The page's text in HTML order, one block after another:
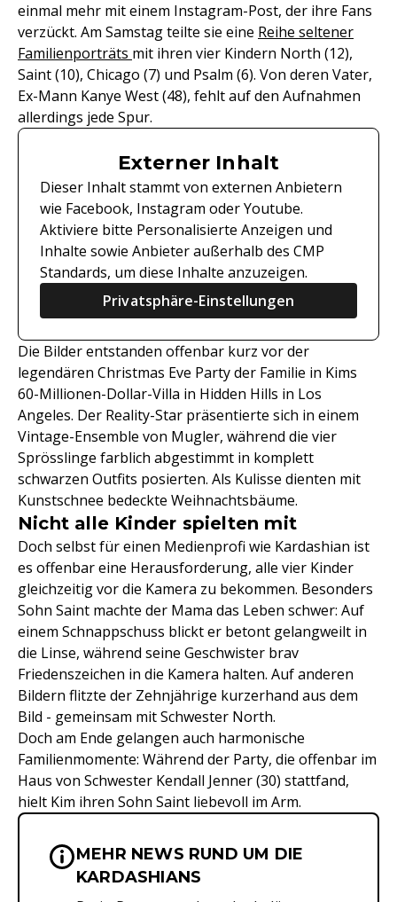
einmal mehr mit einem Instagram-Post, der ihre Fans
verzückt. Am Samstag teilte sie eine Reihe seltener
Familienporträts mit ihren vier Kindern North (12),
Saint (10), Chicago (7) und Psalm (6). Von deren Vater,
Ex-Mann Kanye West (48), fehlt auf den Aufnahmen
allerdings jede Spur.
Externer Inhalt
Dieser Inhalt stammt von externen Anbietern
wie Facebook, Instagram oder Youtube.
Aktiviere bitte Personalisierte Anzeigen und
Inhalte sowie Anbieter außerhalb des CMP
Standards, um diese Inhalte anzuzeigen.
Privatsphäre-Einstellungen
Die Bilder entstanden offenbar kurz vor der
legendären Christmas Eve Party der Familie in Kims
60-Millionen-Dollar-Villa in Hidden Hills in Los
Angeles. Der Reality-Star präsentierte sich in einem
Vintage-Ensemble von Mugler, während die vier
Sprösslinge farblich abgestimmt in komplett
schwarzen Outfits posierten. Als Kulisse dienten mit
Kunstschnee bedeckte Weihnachtsbäume.
Nicht alle Kinder spielten mit
Doch selbst für einen Medienprofi wie Kardashian ist
es offenbar eine Herausforderung, alle vier Kinder
gleichzeitig vor die Kamera zu bekommen. Besonders
Sohn Saint machte der Mama das Leben schwer: Auf
einem Schnappschuss blickt er betont gelangweilt in
die Linse, während seine Geschwister brav
Friedenszeichen in die Kamera halten. Auf anderen
Bildern flitzte der Zehnjährige kurzerhand aus dem
Bild - gemeinsam mit Schwester North.
Doch am Ende gelangen auch harmonische
Familienmomente: Während der Party, die offenbar im
Haus von Schwester Kendall Jenner (30) stattfand,
hielt Kim ihren Sohn Saint liebevoll im Arm.
Wichtige Hinweise &
MEHR NEWS RUND UM DIE
KARDASHIANS